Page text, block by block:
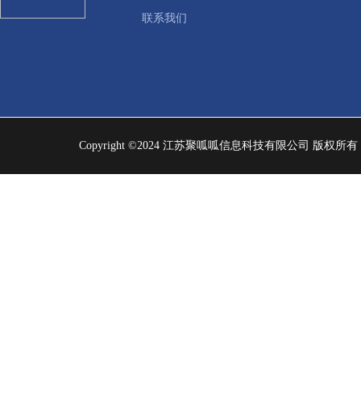
联系我们
Copyright ©2024 江苏聚呱呱信息科技有限公司 版权所有